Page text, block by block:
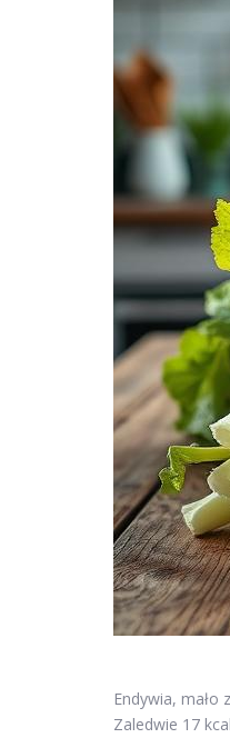
Endywia,
Zaledwie 17